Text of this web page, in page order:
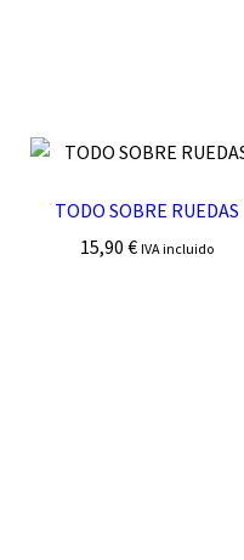
TODO SOBRE RUEDAS
15,90€ IVA incluido